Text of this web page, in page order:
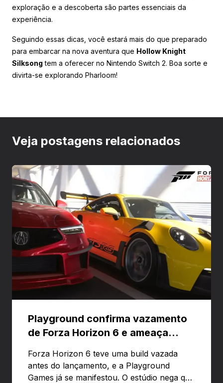
exploração e a descoberta são partes essenciais da
experiência.
Seguindo essas dicas, você estará mais do que preparado
para embarcar na nova aventura que Hollow Knight
Silksong tem a oferecer no Nintendo Switch 2. Boa sorte e
divirta-se explorando Pharloom!
Veja postagens relacionados
Playground confirma vazamento
de Forza Horizon 6 e ameaça
Forza Horizon 6 teve uma build vazada
antes do lançamento, e a Playground
Games já se manifestou. O estúdio nega que